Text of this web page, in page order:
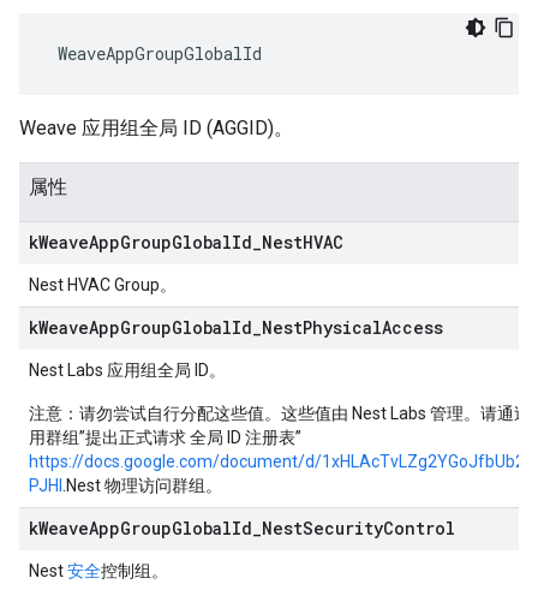
WeaveAppGroupGlobalId
Weave 应用组全局 ID (AGGID)。
属性
kWeaveAppGroupGlobalId NestHVAC
Nest HVAC Group。
kWeaveAppGroupGlobalId NestPhysicalAccess
Nest Labs 应用组全局 ID。
注意 ：请勿尝试自行分配这些值。这些值由 Nest Labs 管理。请通过
用群组”提出正式请求 全局 ID 注册表”
https://docs.google.com/document/d/
PJHI
.Nest 物理访问群组。
kWeaveAppGroupGlobalId NestSecurityControl
Nest安全控制组。